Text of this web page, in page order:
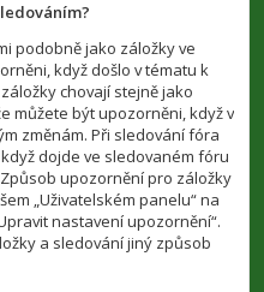
podobně jako záložky ve
když došlo v tématu k
chovají stejně jako
můžete být upozorněni, když v
změnám. Při sledování fóra
dojde ve sledovaném fóru
upozornění pro záložky
„Uživatelském panelu“ na
nastavení upozornění“.
a sledování jiný způsob